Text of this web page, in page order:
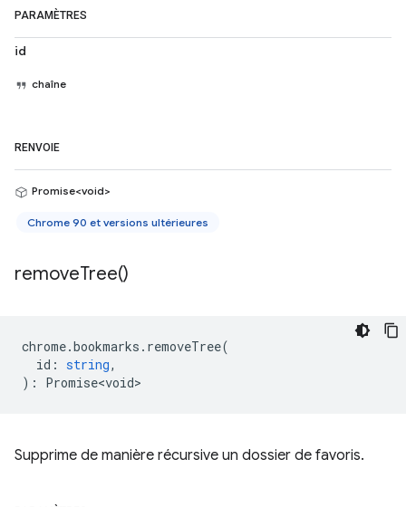
PARAMÈTRES
id
chaîne
RENVOIE
Promise<void>
Chrome 90 et versions ultérieures
removeTree()
chrome.bookmarks . removeTree(
id : string,
) : Promise<void>
Supprime de manière récursive un dossier de favoris.